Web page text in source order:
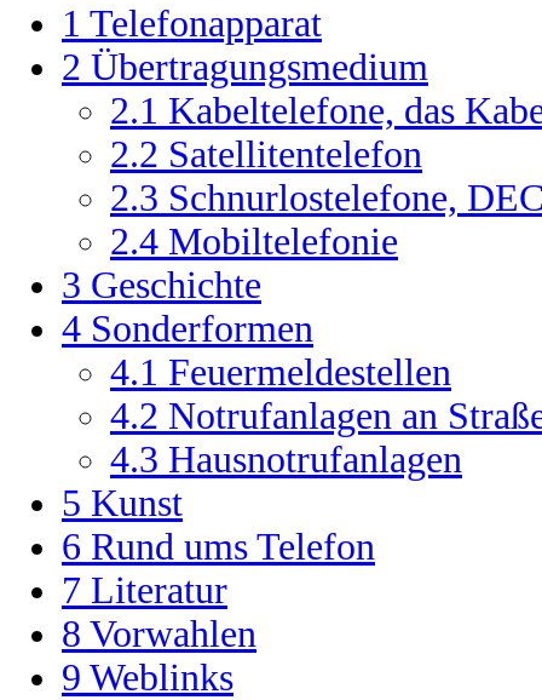
1 Telefonapparat
2 Übertragungsmedium
2.1 Kabeltelefone, das
2.2 Satellitentelefon
2.3 Schnurlostelefone,
2.4 Mobiltelefonie
3 Geschichte
4 Sonderformen
4.1 Feuermeldestellen
4.2 Notrufanlagen an
4.3 Hausnotrufanlagen
5 Kunst
6 Rund ums Telefon
7 Literatur
8 Vorwahlen
9 Weblinks